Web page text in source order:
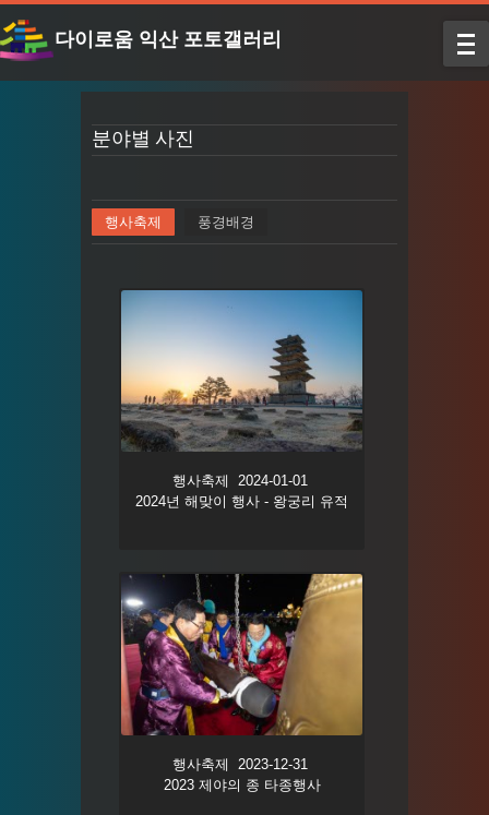
다이로움 익산 포토갤러리
분야별 사진
행사축제 풍경배경
행사축제 2024-01-01
2024년 해맞이 행사 - 왕궁리 유적
행사축제 2023-12-31
2023 제야의 종 타종행사